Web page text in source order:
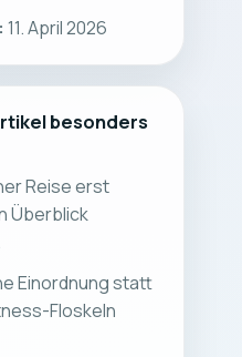
11. April 2026
besonders
Reise erst
Überblick
Einordnung statt
Floskeln